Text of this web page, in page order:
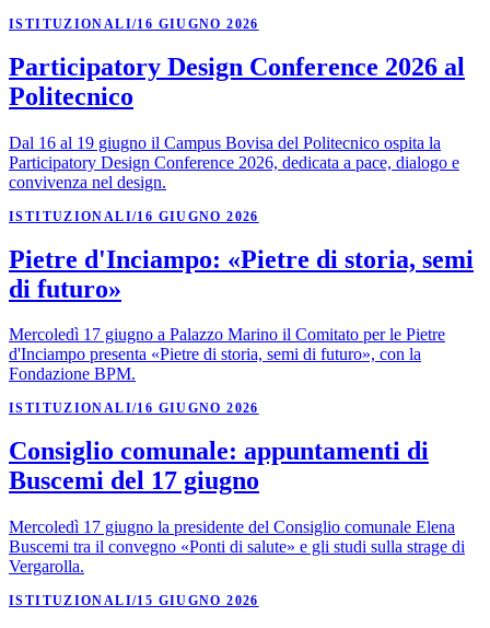
ISTITUZIONALI/16 GIUGNO 2026
Participatory Design Conference 2026 al
Politecnico
Dal 16 al 19 giugno il Campus Bovisa del Politecnico ospita la
Participatory Design Conference 2026, dedicata a pace, dialogo e
convivenza nel design.
ISTITUZIONALI/16 GIUGNO 2026
Pietre d'Inciampo: «Pietre di storia, semi
di futuro»
Mercoledì 17 giugno a Palazzo Marino il Comitato per le Pietre
d'Inciampo presenta «Pietre di storia, semi di futuro», con la
Fondazione BPM.
ISTITUZIONALI/16 GIUGNO 2026
Consiglio comunale: appuntamenti di
Buscemi del 17 giugno
Mercoledì 17 giugno la presidente del Consiglio comunale Elena
Buscemi tra il convegno «Ponti di salute» e gli studi sulla strage di
Vergarolla.
ISTITUZIONALI /15 GIUGNO 2026